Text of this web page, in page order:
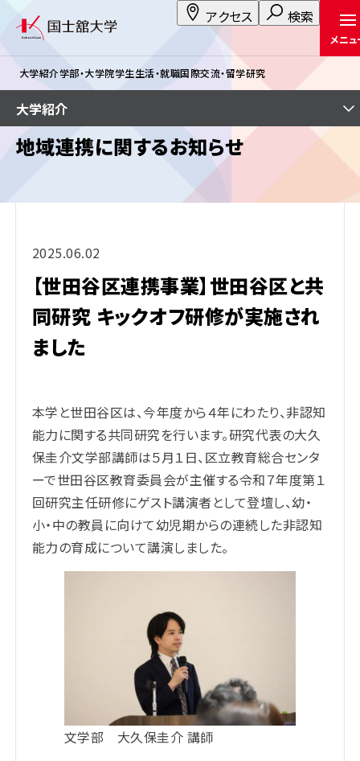
アクセス 検索
メニュ
大学紹介学部・大学院学生生活・就職国際交流・留学研究
地域連携に関するお知らせ
2025.06.02
【世田谷区連携事業】世田谷区と共
同研究 キックオフ研修が実施され
ました
本学と世田谷区は、今年度から４年にわたり、非認知
能力に関する共同研究を行います。研究代表の大久
保圭介文学部講師は５月１日、区立教育総合センタ
ーで世田谷区教育委員会が主催する令和７年度第１
回研究主任研修にゲスト講演者として登壇し、幼・
小・中の教員に向けて幼児期からの連続した非認知
能力の育成について講演しました。
文学部 大久保圭介 講師
大学紹介